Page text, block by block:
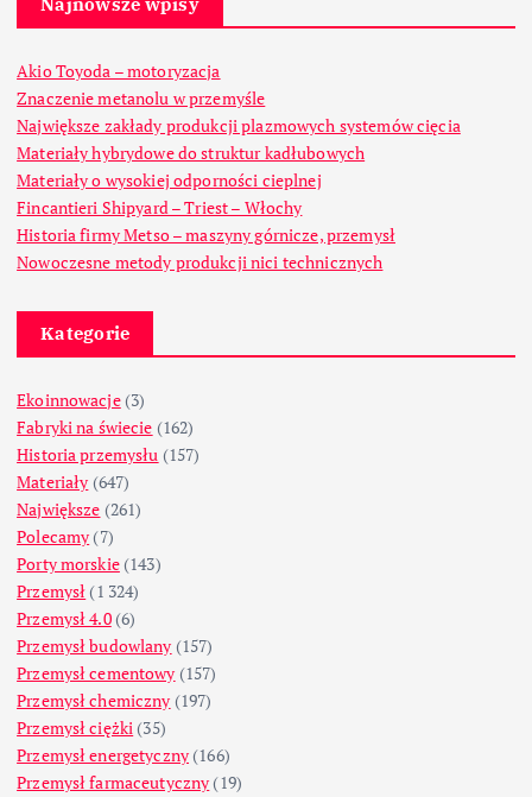
Akio Toyoda – motoryzacja
Znaczenie metanolu w przemyśle
Największe zakłady produkcji plazmowych systemów cięcia
Materiały hybrydowe do struktur kadłubowych
Materiały o wysokiej odporności cieplnej
Fincantieri Shipyard – Triest – Włochy
Historia firmy Metso – maszyny górnicze, przemysł
Nowoczesne metody produkcji nici technicznych
Kategorie
Ekoinnowacje(3)
Fabryki na świecie (162)
Historia przemysłu (157)
Materiały (647)
Największe (261)
Polecamy (7)
Porty morskie(143)
Przemysł (1 324)
Przemysł 4.0(6)
Przemysł budowlany (157)
Przemysł cementowy (157)
Przemysł chemiczny (197)
Przemysł ciężki (35)
Przemysł energetyczny (166)
Przemysł farmaceutyczny (19)